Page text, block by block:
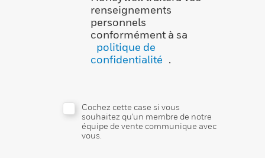
renseignements
personnels
conformément à sa
politique de
confidentialité .
Cochez cette case si vous
souhaitez qu'un membre de notre
équipe de vente communique avec
vous.